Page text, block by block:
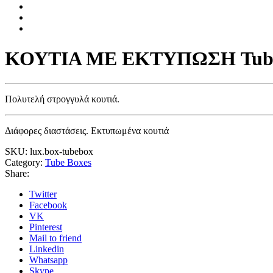
ΚΟΥΤΙΑ ΜΕ ΕΚΤΥΠΩΣΗ
Πολυτελή στρογγυλά κουτιά.
Διάφορες διαστάσεις. Εκτυπωμένα κουτιά
SKU: lux.box-tubebox
Category: Tube Boxes
Share:
Twitter
Facebook
VK
Pinterest
Mail to friend
Linkedin
Whatsapp
Skype